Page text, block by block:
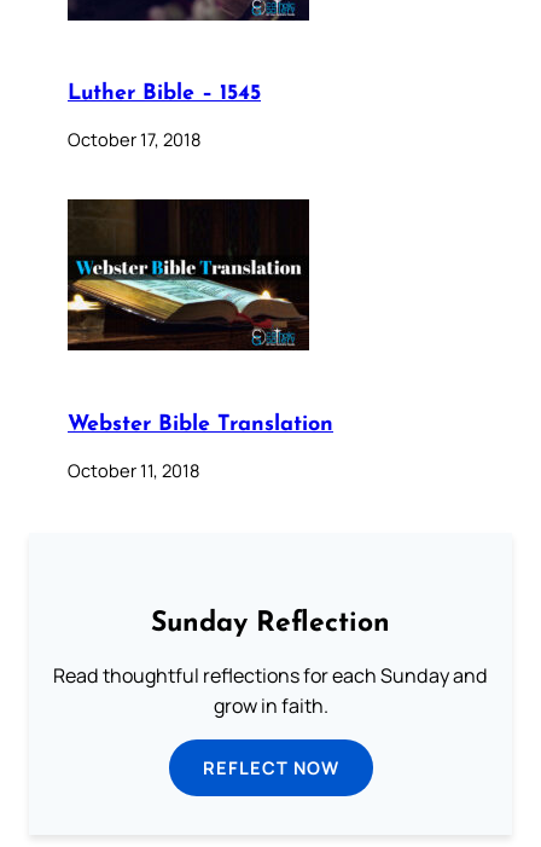
Luther Bible – 1545
October 17, 2018
Webster Bible Translation
October 11, 2018
Sunday Reflection
Read thoughtful reflections for each Sunday and
grow in faith.
REFLECT NOW